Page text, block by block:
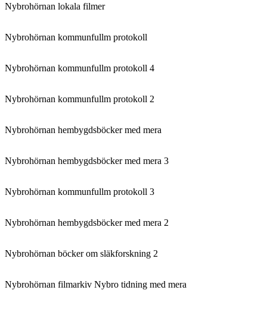
Nybrohörnan lokala filmer
Nybrohörnan kommunfullm protokoll
Nybrohörnan kommunfullm protokoll 4
Nybrohörnan kommunfullm protokoll 2
Nybrohörnan hembygdsböcker med mera
Nybrohörnan hembygdsböcker med mera 3
Nybrohörnan kommunfullm protokoll 3
Nybrohörnan hembygdsböcker med mera 2
Nybrohörnan böcker om släkforskning 2
Nybrohörnan filmarkiv Nybro tidning med mera